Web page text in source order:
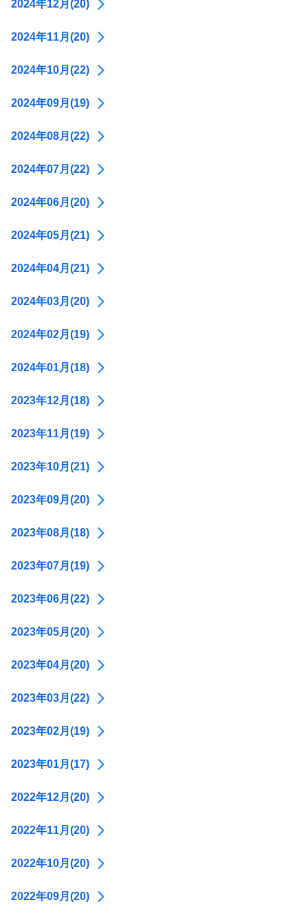
2024年12月(20)
2024年11月(20)
2024年10月(22)
2024年09月(19)
2024年08月(22)
2024年07月(22)
2024年06月(20)
2024年05月(21)
2024年04月(21)
2024年03月(20)
2024年02月(19)
2024年01月(18)
2023年12月(18)
2023年11月(19)
2023年10月(21)
2023年09月(20)
2023年08月(18)
2023年07月(19)
2023年06月(22)
2023年05月(20)
2023年04月(20)
2023年03月(22)
2023年02月(19)
2023年01月(17)
2022年12月(20)
2022年11月(20)
2022年10月(20)
2022年09月(20)